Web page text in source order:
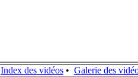
Index des vidéos • Galerie des